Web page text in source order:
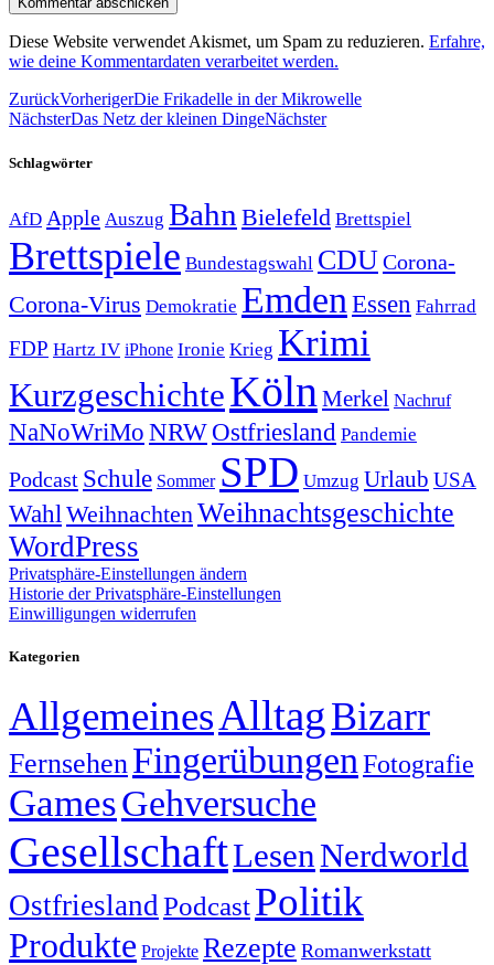
Diese Website verwendet Akismet, um Spam zu reduzieren. Erfahre,
wie deine Kommentardaten verarbeitet werden.
ZurückVorherigerDie Frikadelle in der Mikrowelle
NächsterDas Netz der kleinen DingeNächster
Schlagwörter
AfD Apple Auszug Bahn Bielefeld Brettspiel
Brettspiele Bundestagswahl CDUCorona-
Corona-Virus Demokratie Emden Essen Fahrrad
FDP Hartz IV iPhone Ironie Krieg Krimi
KurzgeschichteKöln Merkel Nachruf
NaNoWriMo NRWOstfriesland Pandemie
Podcast Schule Sommer SPD Umzug Urlaub USA
Wahl Weihnachten Weihnachtsgeschichte
WordPress
Privatsphäre-Einstellungen ändern
Historie der Privatsphäre-Einstellungen
Einwilligungen widerrufen
Kategorien
AllgemeinesAlltagBizarr
FernsehenFingerübungen Fotografie
GamesGehversuche
GesellschaftLesenNerdworld
OstfrieslandPodcastPolitik
Produkte Projekte Rezepte Romanwerkstatt